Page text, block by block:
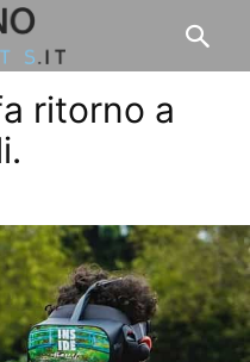
ritorno a